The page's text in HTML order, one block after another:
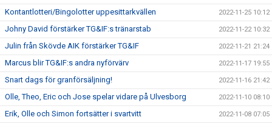
Kontantlotteri/Bingolotter uppesittarkvällen 2022-11-25 10:12
Johny David förstärker TG&IF:s tränarstab 2022-11-22 10:32
Julin från Skövde AIK förstärker TG&IF 2022-11-21 21:24
Marcus blir TG&IF:s andra nyförvärv 2022-11-17 19:55
Snart dags för granförsäljning! 2022-11-16 21:42
Olle, Theo, Eric och Jose spelar vidare på Ulvesborg 2022-11-10 08:10
Erik, Olle och Simon fortsätter i svartvitt 2022-11-08 07:05